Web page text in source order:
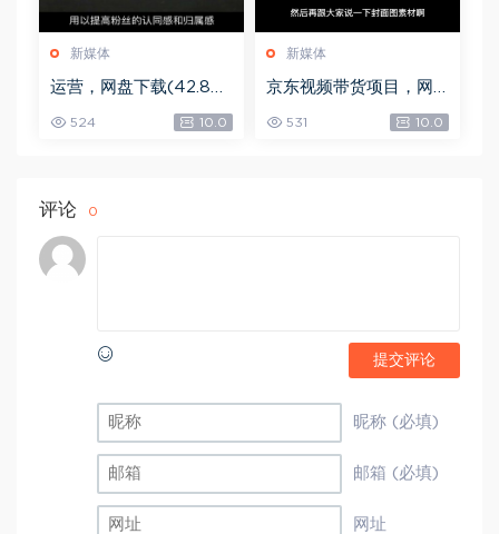
新媒体
运营，网盘下载(42.84
524 10.0
新媒体
京东视频带货项目，网
531 10.0
评论 0
提交评论
昵称 (必填)
邮箱 (必填)
网址